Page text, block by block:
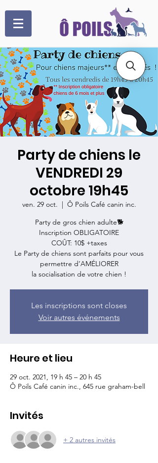
Party de chiens le
VENDREDI 29
octobre 19h45
ven. 29 oct.
  |
Ô Poils Café canin inc.
Party de gros chien adulte🐕
Inscription OBLIGATOIRE
COÛT: 10$ +taxes
Le Party de chiens sont parfaits pour vous
permettre d’AMÉLIORER
Les inscriptions sont closes
Voir autres événements
Heure et lieu
29 oct. 2021, 19 h 45 – 20 h 45
Ô Poils Café canin inc., 645 rue graham-bell
Invités
+ 2 autres invités